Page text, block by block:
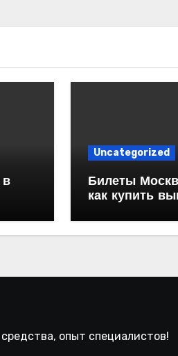
в
Uncategorized
Билеты
как купить
опыт специалистов!